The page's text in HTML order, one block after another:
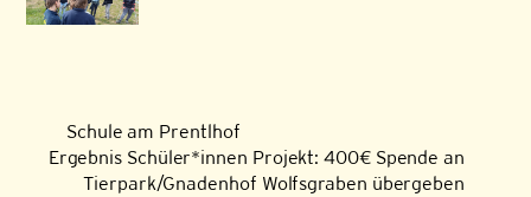
Schule am Prentlhof
Ergebnis Schüler*innen Projekt: 400€ Spende an
Tierpark/Gnadenhof Wolfsgraben übergeben